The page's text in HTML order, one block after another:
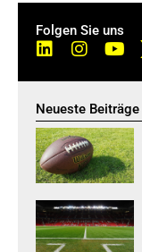
Folgen Sie uns
Neueste Beiträge